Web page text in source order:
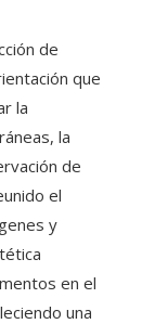
de
que
la
la
de
el
y
en el
una